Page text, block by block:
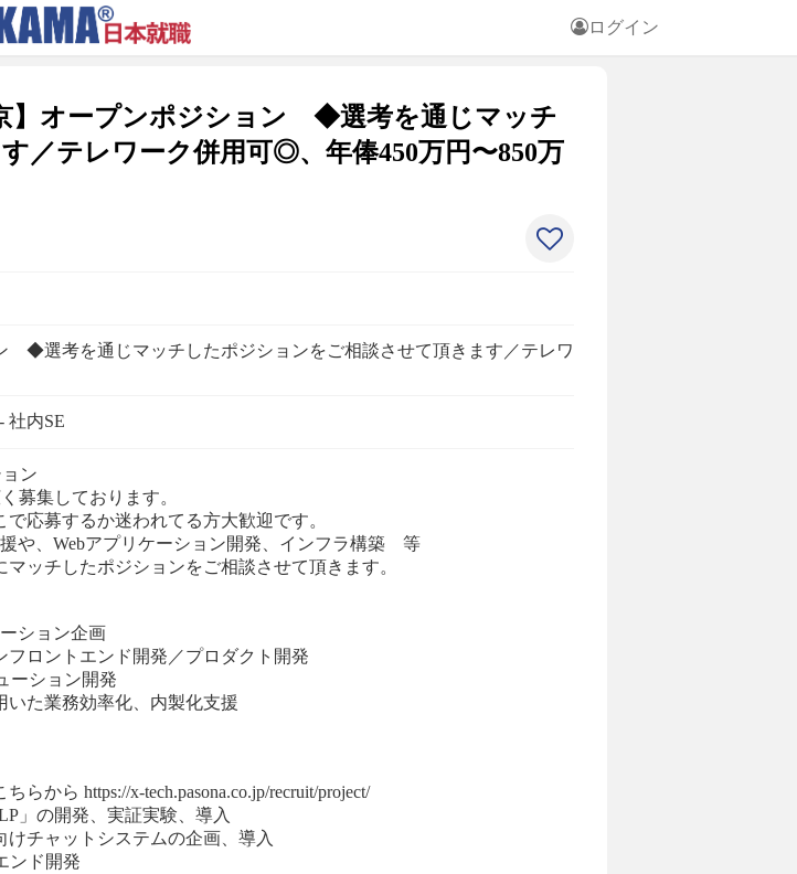
ログイン
】オープンポジション ◆選考を通じマッチ
／テレワーク併用可◎、年俸450万円〜850万
◆選考を通じマッチしたポジションをご相談させて頂きます／テレワ
社内SE
ン
募集しております。
応募するか迷われてる方大歓迎です。
や、Webアプリケーション開発、インフラ構築 等
ッチしたポジションをご相談させて頂きます。
ション企画
フロントエンド開発／プロダクト開発
ーション開発
いた業務効率化、内製化支援
らから https://x-tech.pasona.co.jp/recruit/project/
」の開発、実証実験、導入
けチャットシステムの企画、導入
ンド開発